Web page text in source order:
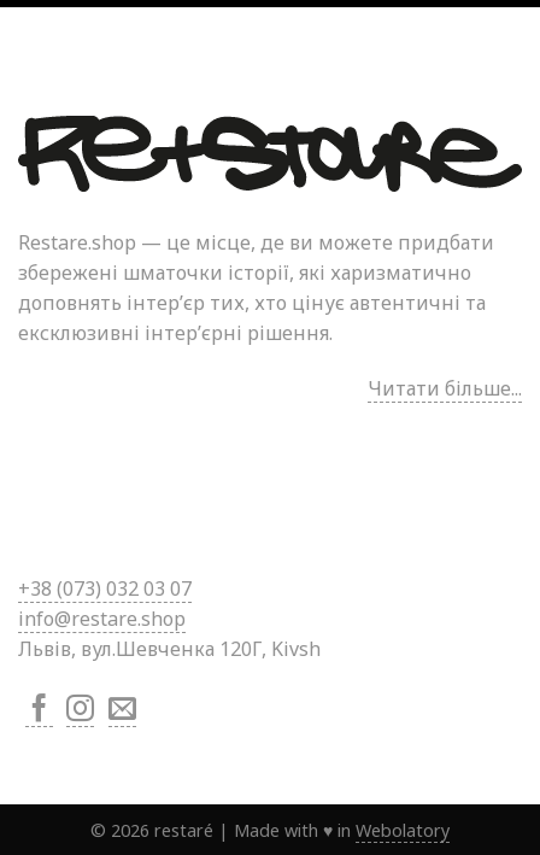
Restare.shop — це місце, де ви можете придбати
збережені шматочки історії, які харизматично
доповнять інтер’єр тих, хто цінує автентичні та
ексклюзивні інтер’єрні рішення.
Читати більше...
+38 (073) 032 03 07
info@restare.shop
Львів, вул.Шевченка 120Г, Kivsh
© 2026 restaré | Made with ♥ in Webolatory